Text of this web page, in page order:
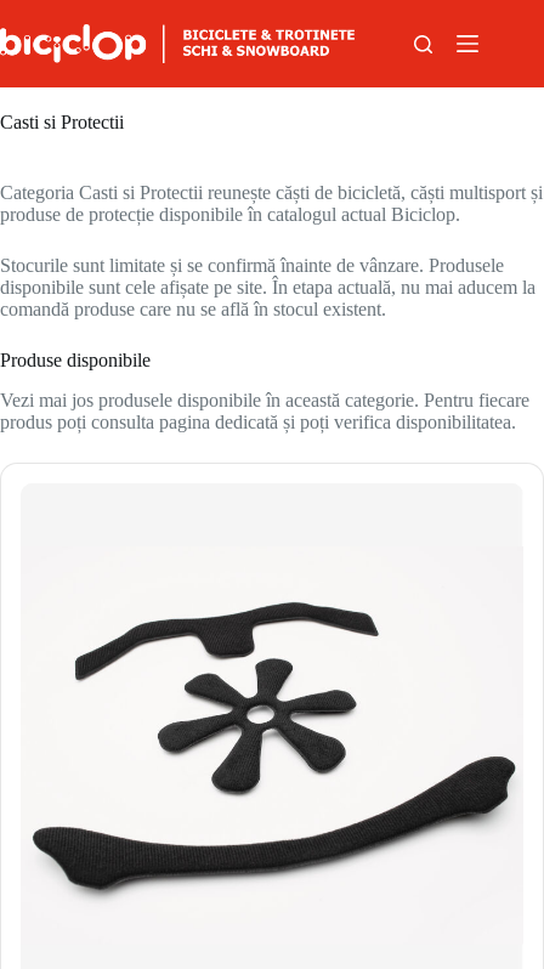
Casti si Protectii
Categoria Casti si Protectii reunește căști de bicicletă, căști multisport și
produse de protecție disponibile în catalogul actual Biciclop.
Stocurile sunt limitate și se confirmă înainte de vânzare. Produsele
disponibile sunt cele afișate pe site. În etapa actuală, nu mai aducem la
comandă produse care nu se află în stocul existent.
Produse disponibile
Vezi mai jos produsele disponibile în această categorie. Pentru fiecare
produs poți consulta pagina dedicată și poți verifica disponibilitatea.